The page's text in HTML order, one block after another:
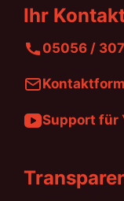
Ihr
05056 /
Support für